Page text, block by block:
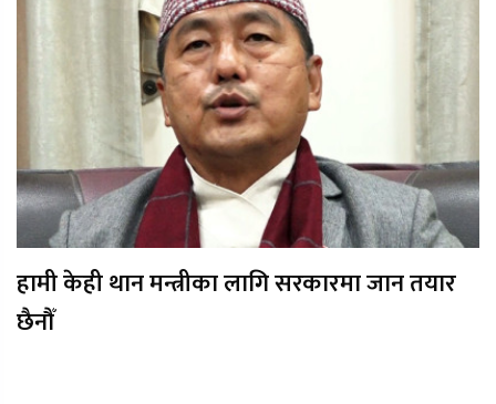
हामी केही थान मन्त्रीका लागि सरकारमा जान तयार
छैनौँ